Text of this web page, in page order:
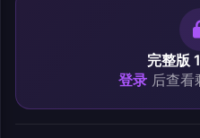
完整版
登录后查看